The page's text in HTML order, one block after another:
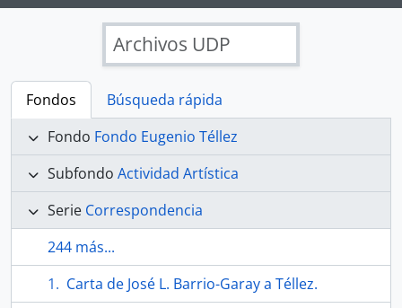
Archivos UDP
Fondos
Búsqueda rápida
Fondo Fondo Eugenio Téllez
Subfondo Actividad Artística
Serie Correspondencia
244 más...
Carta de José L. Barrio-Garay a Téllez.